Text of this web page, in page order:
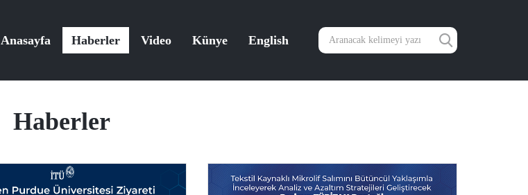
Anasayfa Haberler Video Künye English
Haberler